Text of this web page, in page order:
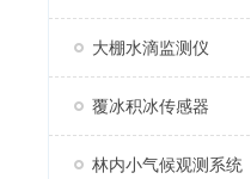
大棚水滴监测仪
覆冰积冰传感器
林内小气候观测系统